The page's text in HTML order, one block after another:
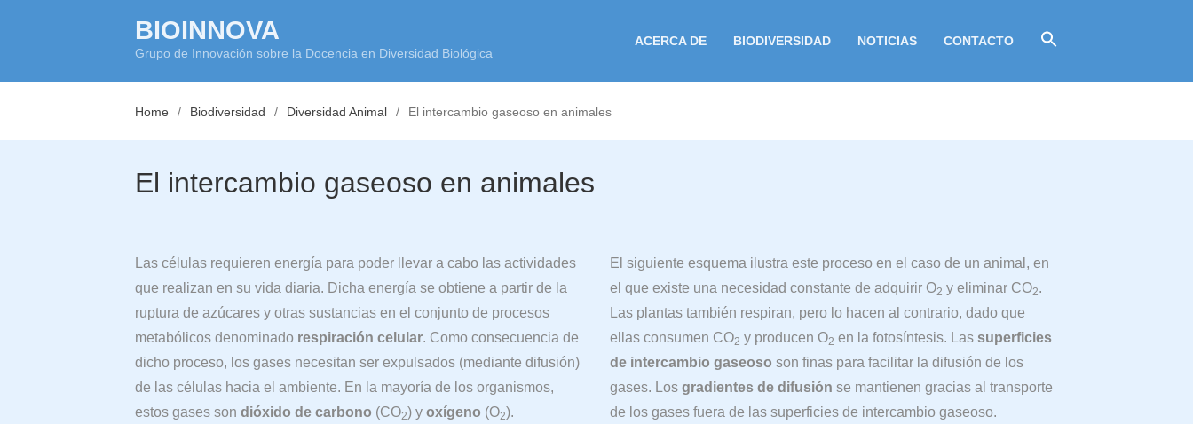
BIOINNOVA
Grupo de Innovación sobre la Docencia en Diversidad Biológica
ACERCA DE BIODIVERSIDAD NOTICIAS CONTACTO
Home Biodiversidad Diversidad Animal El intercambio gaseoso en animales
El intercambio gaseoso en animales
Las células requieren energía para poder llevar a cabo las actividades
que realizan en su vida diaria. Dicha energía se obtiene a partir de la
ruptura de azúcares y otras sustancias en el conjunto de procesos
metabólicos denominado respiración celular. Como consecuencia de
dicho proceso, los gases necesitan ser expulsados (mediante difusión)
de las células hacia el ambiente. En la mayoría de los organismos,
estos gases son dióxido de carbono (CO2) y oxígeno (O2).
El siguiente esquema ilustra este proceso en el caso de un animal, en
el que existe una necesidad constante de adquirir O2 y eliminar CO2.
Las plantas también respiran, pero lo hacen al contrario, dado que
ellas consumen CO2 y producen O2 en la fotosíntesis. Las superficies
de intercambio gaseoso son finas para facilitar la difusión de los
gases. Los gradientes de difusión se mantienen gracias al transporte
de los gases fuera de las superficies de intercambio gaseoso.